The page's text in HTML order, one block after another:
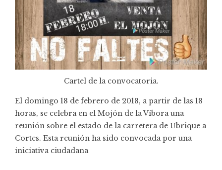
Cartel de la convocatoria.
El domingo 18 de febrero de 2018, a partir de las 18
horas, se celebra en el Mojón de la Víbora una
reunión sobre el estado de la carretera de Ubrique a
Cortes. Esta reunión ha sido convocada por una
iniciativa ciudadana